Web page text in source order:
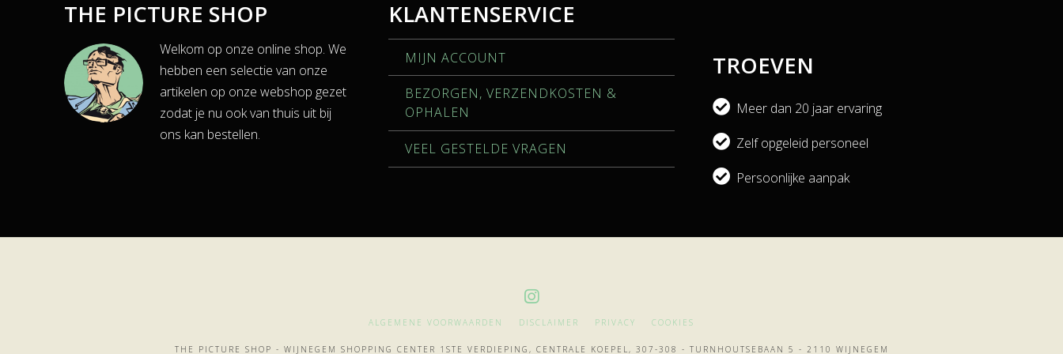
THE PICTURE SHOP
Welkom op onze online shop. We
hebben een selectie van onze
artikelen op onze webshop gezet
zodat je nu ook van thuis uit bij
ons kan bestellen.
KLANTENSERVICE
MIJN ACCOUNT
BEZORGEN, VERZENDKOSTEN &
OPHALEN
VEEL GESTELDE VRAGEN
TROEVEN
Meer dan 20 jaar ervaring
Zelf opgeleid personeel
Persoonlijke aanpak
ALGEMENE VOORWAARDEN DISCLAIMER PRIVACY COOKIES
THE PICTURE SHOP - WIJNEGEM SHOPPING CENTER 1STE VERDIEPING, CENTRALE KOEPEL, 307-308 - TURNHOUTSEBAAN 5 - 2110 WIJNEGEM